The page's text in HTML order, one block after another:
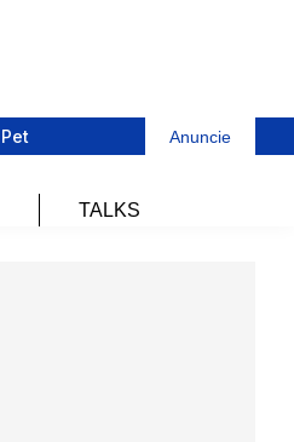
Pet Anuncie
TALKS